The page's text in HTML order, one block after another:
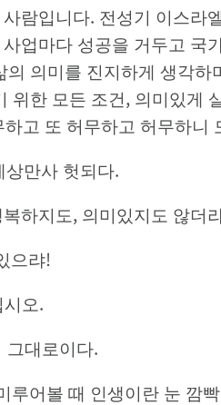
람입니다. 전성기 이스
업마다 성공을 거두고
의미를 진지하게 생각
한 모든 조건, 의미있게
고 또 허무하고 허무하니
만사 헛되다.
하지도, 의미있지도 않더
으랴!
오.
대로이다.
어볼 때 인생이란 눈 깜